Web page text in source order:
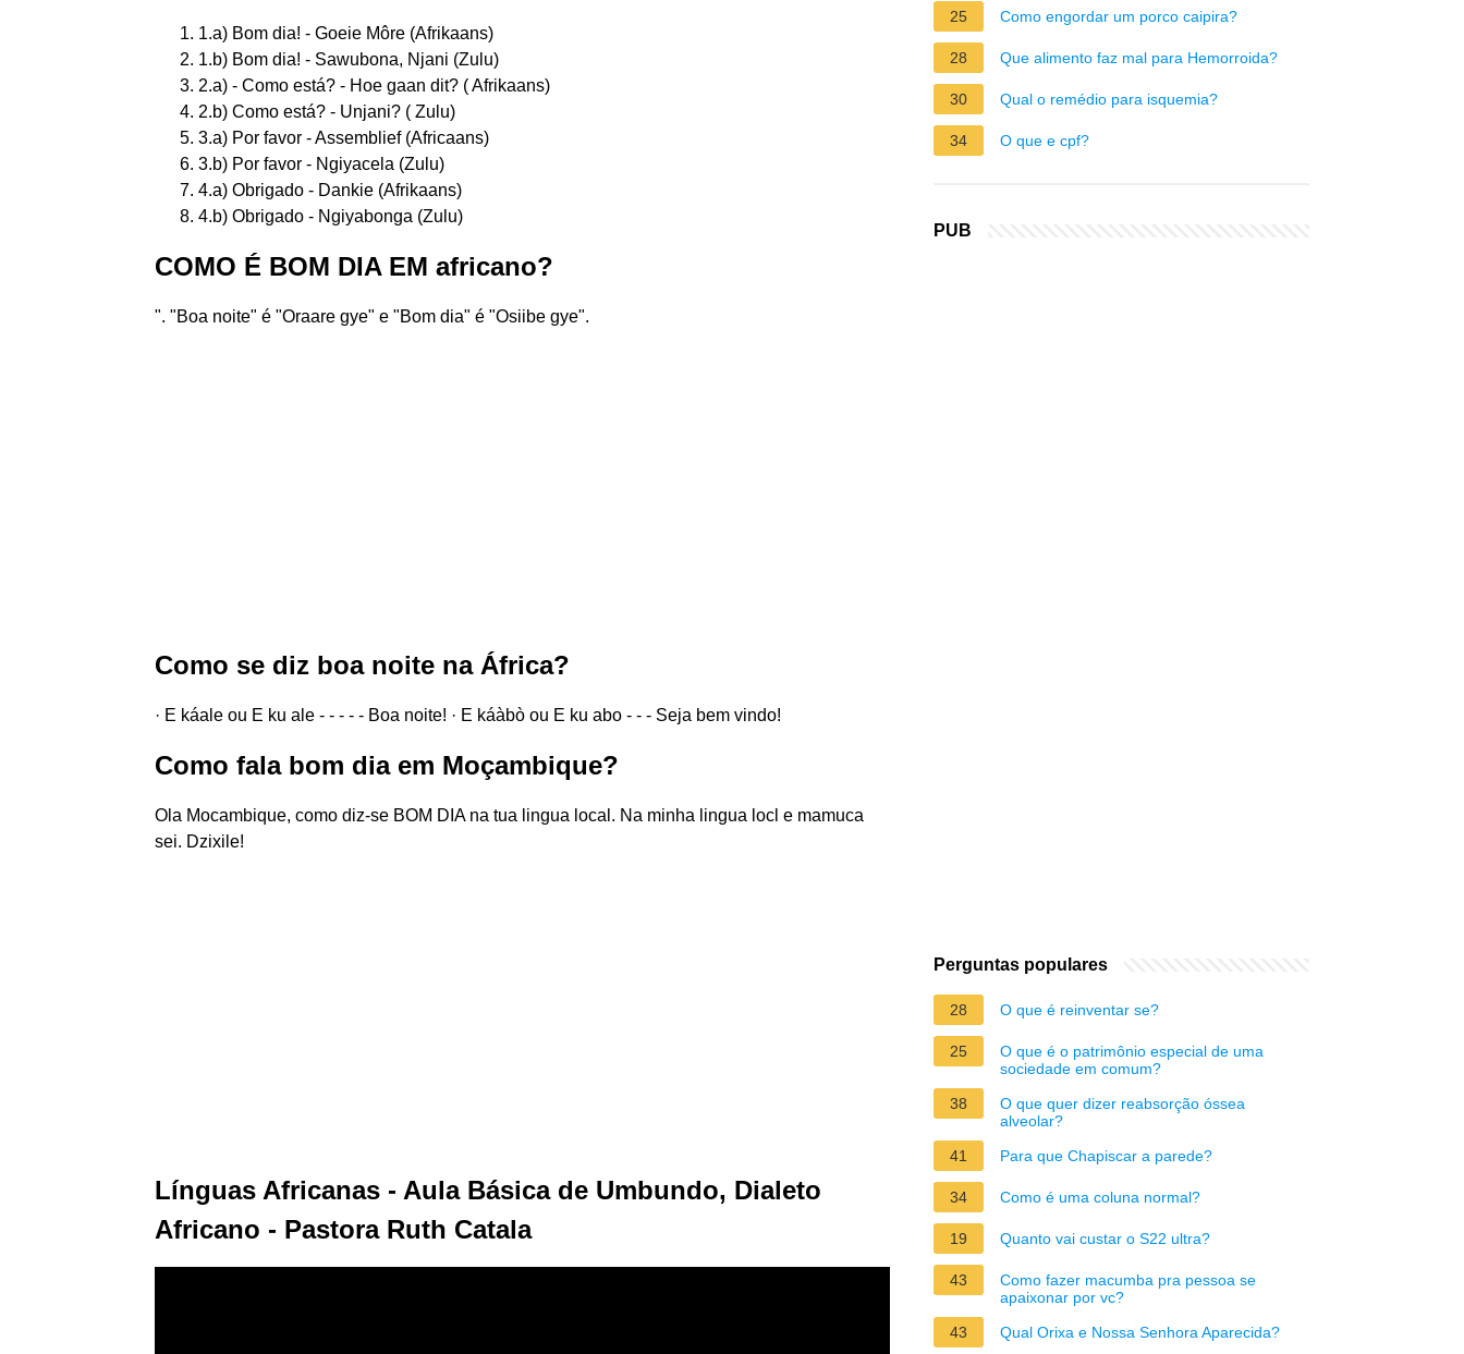
1.a) Bom dia! - Goeie Môre (Afrikaans)
1.b) Bom dia! - Sawubona, Njani (Zulu)
2.a) - Como está? - Hoe gaan dit? ( Afrikaans)
2.b) Como está? - Unjani? ( Zulu)
3.a) Por favor - Assemblief (Africaans)
3.b) Por favor - Ngiyacela (Zulu)
4.a) Obrigado - Dankie (Afrikaans)
4.b) Obrigado - Ngiyabonga (Zulu)
COMO É BOM DIA EM africano?
". "Boa noite" é "Oraare gye" e "Bom dia" é "Osiibe gye".
Como se diz boa noite na África?
· E káale ou E ku ale - - - - - Boa noite! · E káàbò ou E ku abo - - - Seja bem vindo!
Como fala bom dia em Moçambique?
Ola Mocambique, como diz-se BOM DIA na tua lingua local. Na minha lingua locl e mamuca
sei. Dzixile!
Línguas Africanas - Aula Básica de Umbundo, Dialeto
Africano - Pastora Ruth Catala
25 Como engordar um porco caipira?
28 Que alimento faz mal para Hemorroida?
30 Qual o remédio para isquemia?
34 O que e cpf?
PUB
Perguntas populares
28 O que é reinventar se?
25
O que é o patrimônio especial de uma
sociedade em comum?
38
O que quer dizer reabsorção óssea
alveolar?
41
Para que Chapiscar a parede?
34 Como é uma coluna normal?
19 Quanto vai custar o S22 ultra?
43
Como fazer macumba pra pessoa se
apaixonar por vc?
43
Qual Orixa e Nossa Senhora Aparecida?